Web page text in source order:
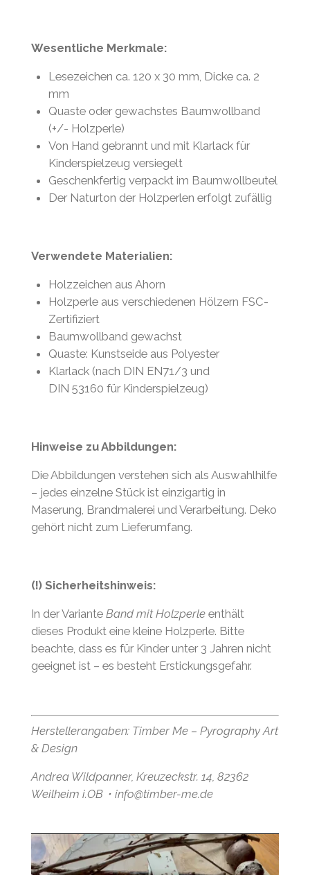
Wesentliche Merkmale:
Lesezeichen ca. 120 x 30 mm, Dicke ca. 2
mm
Quaste oder gewachstes Baumwollband
(+/- Holzperle)
Von Hand gebrannt und mit Klarlack für
Kinderspielzeug versiegelt
Geschenkfertig verpackt im Baumwollbeutel
Der Naturton der Holzperlen erfolgt zufällig
Verwendete Materialien:
Holzzeichen aus Ahorn
Holzperle aus verschiedenen Hölzern FSC-
Zertifiziert
Baumwollband gewachst
Quaste: Kunstseide aus Polyester
Klarlack (nach DIN EN71/3 und
DIN 53160 für Kinderspielzeug)
Hinweise zu Abbildungen:
Die Abbildungen verstehen sich als Auswahlhilfe
– jedes einzelne Stück ist einzigartig in
Maserung, Brandmalerei und Verarbeitung. Deko
gehört nicht zum Lieferumfang.
(!) Sicherheitshinweis:
In der Variante Band mit Holzperle enthält
dieses Produkt eine kleine Holzperle. Bitte
beachte, dass es für Kinder unter 3 Jahren nicht
geeignet ist – es besteht Erstickungsgefahr.
Herstellerangaben: Timber Me – Pyrography Art
& Design
Andrea Wildpanner, Kreuzeckstr. 14, 82362
Weilheim i.OB・info@timber-me.de